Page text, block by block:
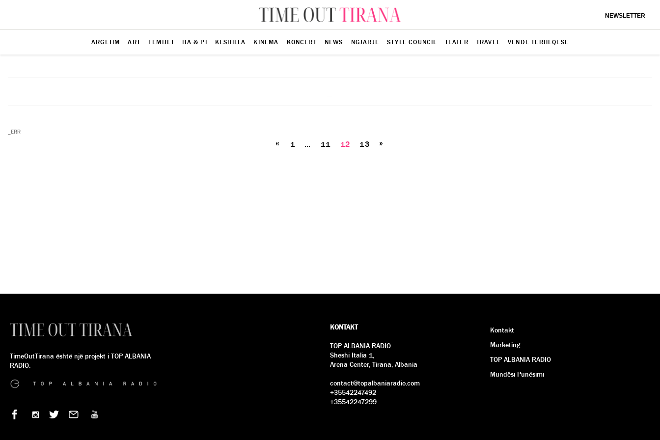
NEWSLETTER
ARGËTIM ART FËMIJËT HA & PI KËSHILLA KINEMA KONCERT NEWS NGJARJE STYLE COUNCIL TEATËR TRAVEL VENDE TËRHEQËSE
_ERR
pagination
« 1 … 11 12 13 »
TimeOutTirana është një projekt i TOP ALBANIA
RADIO.
KONTAKT
TOP ALBANIA RADIO
Sheshi Italia 1,
Arena Center, Tirana, Albania
contact@topalbaniaradio.com
+35542247492
+35542247299
Kontakt
Marketing
TOP ALBANIA RADIO
Mundësi Punësimi